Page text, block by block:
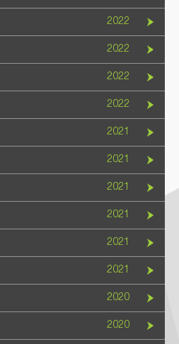
2022
2022
2022
2022
2021
2021
2021
2021
2021
2021
2020
2020